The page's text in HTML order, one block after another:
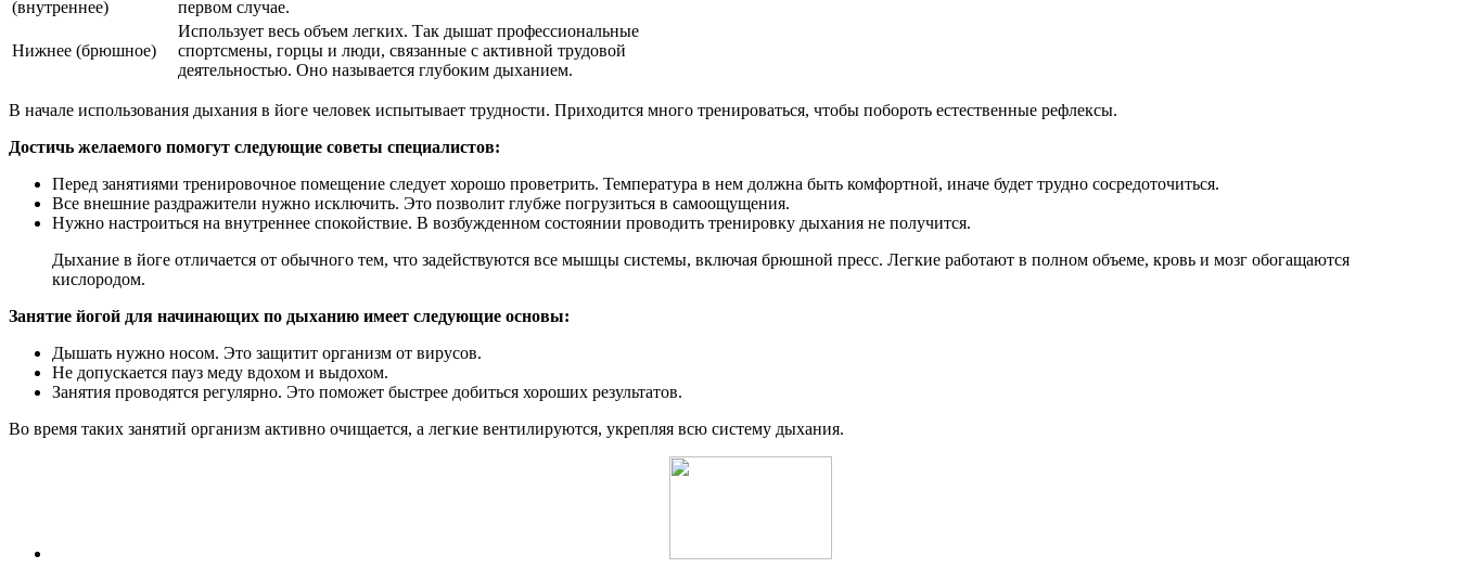
(внутреннее)
первом случае.
Нижнее (брюшное)
Использует весь объем легких. Так дышат профессиональные
спортсмены, горцы и люди, связанные с активной трудовой
деятельностью. Оно называется глубоким дыханием.
В начале использования дыхания в йоге человек испытывает трудности. Приходится много тренироваться, чтобы побороть естественные рефлексы.
Достичь желаемого помогут следующие советы специалистов:
Перед занятиями тренировочное помещение следует хорошо проветрить. Температура в нем должна быть комфортной, иначе будет трудно сосредоточиться.
Все внешние раздражители нужно исключить. Это позволит глубже погрузиться в самоощущения.
Нужно настроиться на внутреннее спокойствие. В возбужденном состоянии проводить тренировку дыхания не получится.
Дыхание в йоге отличается от обычного тем, что задействуются все мышцы системы, включая брюшной пресс. Легкие работают в полном объеме, кровь и мозг обогащаются
кислородом.
Занятие йогой для начинающих по дыханию имеет следующие основы:
Дышать нужно носом. Это защитит организм от вирусов.
Не допускается пауз меду вдохом и выдохом.
Занятия проводятся регулярно. Это поможет быстрее добиться хороших результатов.
Во время таких занятий организм активно очищается, а легкие вентилируются, укрепляя всю систему дыхания.